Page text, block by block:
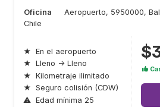
Oficina
Aeropuerto, 5950000,
Chile
★ En el aeropuerto
★ Lleno → Lleno
★ Kilometraje ilimitado
★ Seguro colisión (CDW)
⚠ Edad mínima 25